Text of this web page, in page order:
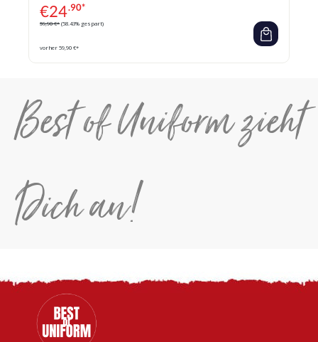
€24.90*
59,90 €* (58.43% gespart)
vorher 59,90 €*
Best of Uniform zieht
Dich an!